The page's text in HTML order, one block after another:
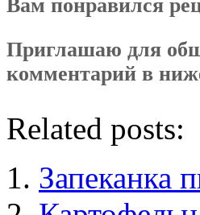
Вам понравился
Приглашаю для
комментарий в
Related posts:
Запеканка